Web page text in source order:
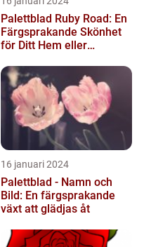
Palettblad Ruby Road: En
Färgsprakande Skönhet
för Ditt Hem eller
16 januari 2024
Palettblad - Namn och
Bild: En färgsprakande
växt att glädjas åt